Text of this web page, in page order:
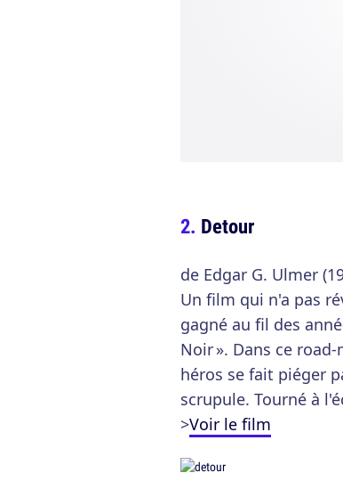
Detour
de Edgar G. Ulmer
Un film qui n'a pas
gagné au fil des
Noir ». Dans ce
héros se fait piéger
scrupule. Tourné à
>Voir le film